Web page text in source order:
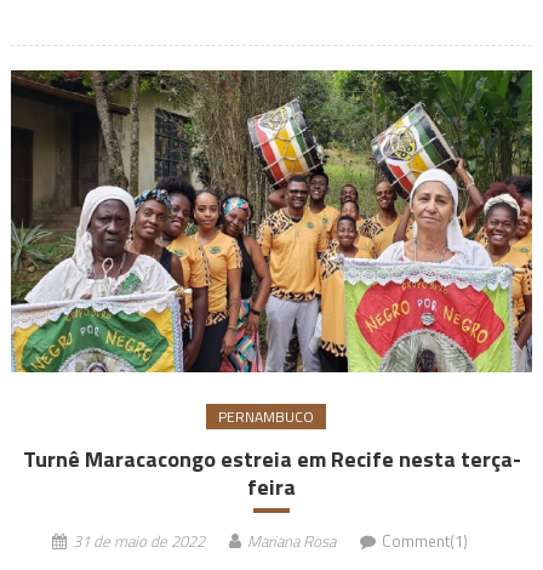
PERNAMBUCO
Turnê Maracacongo estreia em Recife nesta terça-
feira
31 de maio de 2022 Mariana Rosa Comment(1)